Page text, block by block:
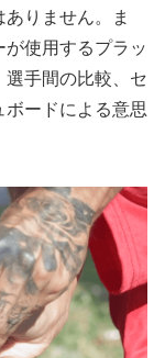
りません。ま
使用するプラッ
選手間の比較、セ
ボードによる意思